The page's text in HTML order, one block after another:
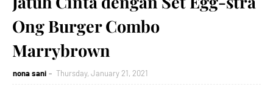
Ong Burger Combo
Marrybrown
nona sani Thursday, January 21, 2021